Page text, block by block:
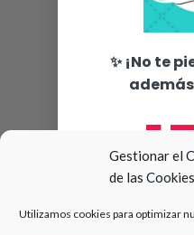
Gestionar el
de las Cookies
Utilizamos cookies para optimizar
✨ ¡No te